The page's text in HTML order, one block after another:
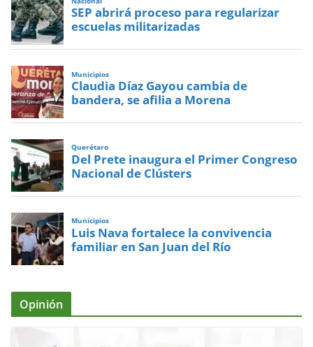
SEP abrirá proceso para regularizar
escuelas militarizadas
Municipios
Claudia Díaz Gayou cambia de
bandera, se afilia a Morena
Querétaro
Del Prete inaugura el Primer Congreso
Nacional de Clústers
Municipios
Luis Nava fortalece la convivencia
familiar en San Juan del Río
Opinión